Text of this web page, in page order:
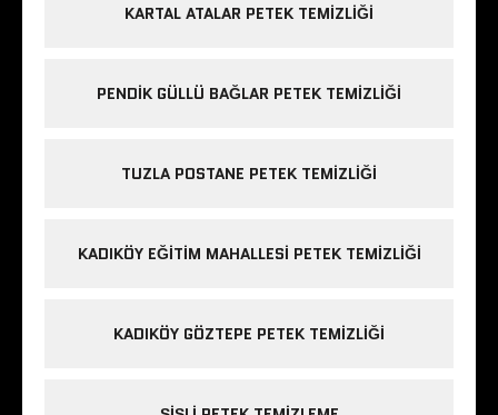
KARTAL ATALAR PETEK TEMIZLIĞI
PENDIK GÜLLÜ BAĞLAR PETEK TEMIZLIĞI
TUZLA POSTANE PETEK TEMIZLIĞI
KADIKÖY EĞITIM MAHALLESI PETEK TEMIZLIĞI
KADIKÖY GÖZTEPE PETEK TEMIZLIĞI